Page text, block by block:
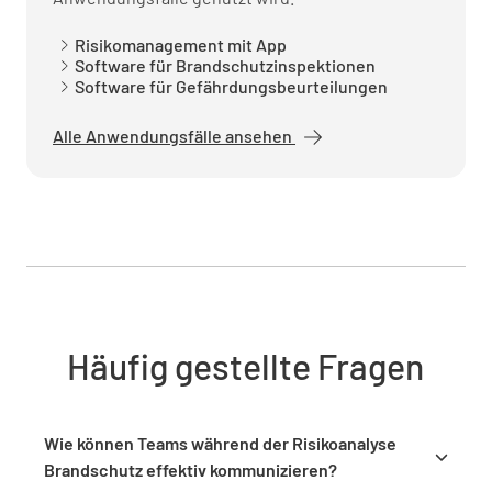
Zusammenfassung
Mögliche Gefahren und Prozesse, die zu
Risikomanagement mit App
Software für Brandschutzinspektionen
Software für Gefährdungsbeurteilungen
Alle Anwendungsfälle ansehen
Häufig gestellte Fragen
Wie können Teams während der Risikoanalyse
Brandschutz effektiv kommunizieren?